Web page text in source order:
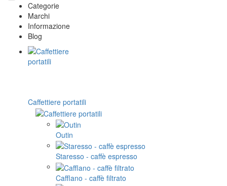
Categorie
Marchi
Informazione
Blog
Caffettiere portatili
Outin
Staresso - caffè espresso
Cafflano - caffè filtrato